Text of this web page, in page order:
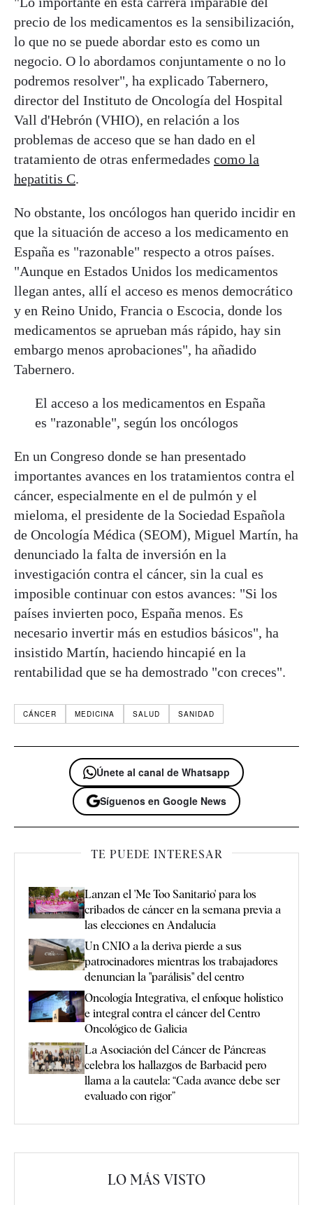
precio de los medicamentos es la sensibilización,
lo que no se puede abordar esto es como un
negocio. O lo abordamos conjuntamente o no lo
podremos resolver", ha explicado Tabernero,
director del Instituto de Oncología del Hospital
Vall d'Hebrón (VHIO), en relación a los
problemas de acceso que se han dado en el
tratamiento de otras enfermedades como la
hepatitis C.
No obstante, los oncólogos han querido incidir en
que la situación de acceso a los medicamento en
España es "razonable" respecto a otros países.
"Aunque en Estados Unidos los medicamentos
llegan antes, allí el acceso es menos democrático
y en Reino Unido, Francia o Escocia, donde los
medicamentos se aprueban más rápido, hay sin
embargo menos aprobaciones", ha añadido
Tabernero.
El acceso a los medicamentos en España
es "razonable", según los oncólogos
En un Congreso donde se han presentado
importantes avances en los tratamientos contra el
cáncer, especialmente en el de pulmón y el
mieloma, el presidente de la Sociedad Española
de Oncología Médica (SEOM), Miguel Martín, ha
denunciado la falta de inversión en la
investigación contra el cáncer, sin la cual es
imposible continuar con estos avances: "Si los
países invierten poco, España menos. Es
necesario invertir más en estudios básicos", ha
insistido Martín, haciendo hincapié en la
rentabilidad que se ha demostrado "con creces".
CÁNCER MEDICINA SALUD SANIDAD
Únete al canal de Whatsapp
Síguenos en Google News
TE PUEDE INTERESAR
Lanzan el 'Me Too Sanitario' para los
cribados de cáncer en la semana previa a
las elecciones en Andalucía
Un CNIO a la deriva pierde a sus
patrocinadores mientras los trabajadores
denuncian la "parálisis" del centro
Oncología Integrativa, el enfoque holístico
e integral contra el cáncer del Centro
Oncológico de Galicia
La Asociación del Cáncer de Páncreas
celebra los hallazgos de Barbacid pero
llama a la cautela: “Cada avance debe ser
evaluado con rigor”
LO MÁS VISTO